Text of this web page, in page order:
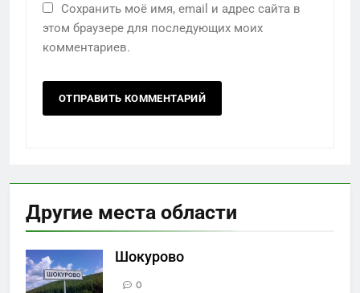
Сохранить моё имя, email и адрес сайта в
этом браузере для последующих моих
комментариев.
Другие места области
Шокурово
0